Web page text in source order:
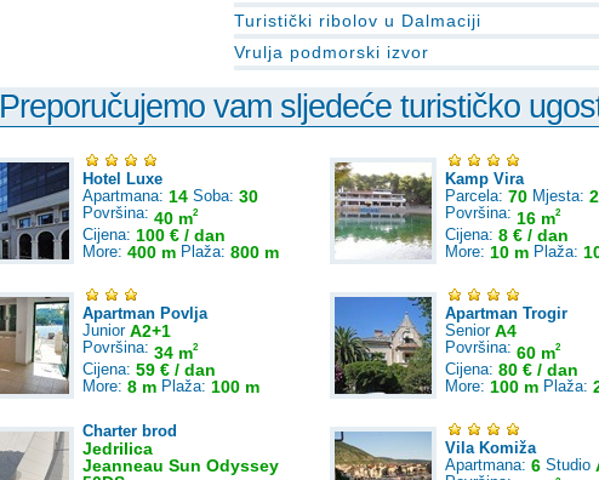
Turistički ribolov u Dalmaciji
Vrulja podmorski izvor
Preporučujemo vam sljedeće turističko
Hotel Luxe
Apartmana: 14 Soba: 30
Površina: 40 m2
Cijena: 100 € / dan
More: 400 m Plaža: 800 m
Kamp Vira
Parcela: 70 Mjesta:
Površina: 16 m2
Cijena: 8 € / dan
More: 10 m Plaža:
Apartman Povlja
Junior A2+1
Površina: 34 m2
Cijena: 59 € / dan
More: 8 m Plaža: 100 m
Apartman Trogir
Senior A4
Površina: 60 m2
Cijena: 80 € / dan
More: 100 m Plaža:
Charter brod
Jedrilica
Jeanneau Sun Odyssey
Vila Komiža
Apartmana: 6 Studio